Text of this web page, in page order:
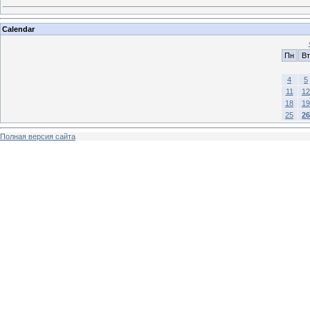
Calendar
Пн
Вт
4
5
11
12
18
19
25
26
Полная версия сайта